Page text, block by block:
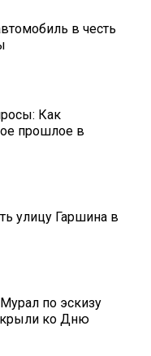
в честь
Как
прошлое в
улицу Гаршина в
по эскизу
ко Дню